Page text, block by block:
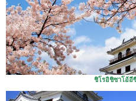
ชิโรอิชิซาโอ้อี